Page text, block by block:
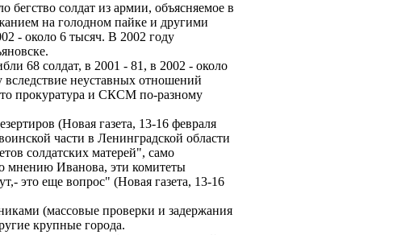
бегство солдат из армии, объясняемое в
на голодном пайке и другими
- около 6 тысяч. В 2002 году
68 солдат, в 2001 - 81, в 2002 - около
неуставных отношений
прокуратура и СКСМ по-разному
(Новая газета, 13-16 февраля
части в Ленинградской области
солдатских матерей", само
мнению Иванова, эти комитеты
это еще вопрос" (Новая газета, 13-16
(массовые проверки и задержания
крупные города.